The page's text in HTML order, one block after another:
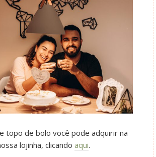
topo de bolo você pode adquirir na
lojinha, clicando aqui.